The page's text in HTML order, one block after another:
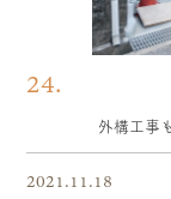
24.
外構工事
2021.11.18